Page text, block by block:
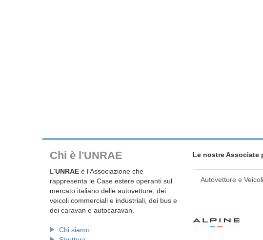
Chi è l'UNRAE
L'UNRAE è l'Associazione che
rappresenta le Case estere operanti sul
mercato italiano delle autovetture, dei
veicoli commerciali e industriali, dei bus e
dei caravan e autocaravan.
Chi siamo
Le nostre Associate
Autovetture e